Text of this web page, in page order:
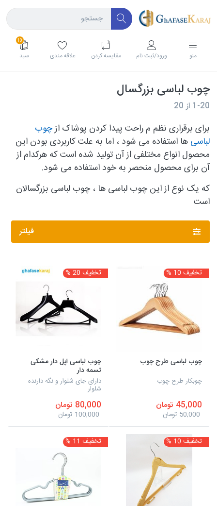
منو ورود/ثبت نام مقايسه كردن علاقه مندی
10
سبد
چوب لباسی بزرگسال
1-20 از20
برای برقراری نظم م راحت پیدا کردن پوشاک ازچوب
لباسی ها استفاده می شود ، اما به علت کاربردی بودن این
محصول انواع مختلفی از آن تولید شده است که هرکدام از
آن برای محصول منحصر به خود استفاده می شود.
که یک نوع از این چوب لباسی ها ، چوب لباسی بزرگسالان
است
فیلتر
تخفیف 10 %
چوب لباسی طرح چوب
چوبکار طرح چوب
45,000 تومان
50,000 تومان
تخفیف 20 %
چوب لباسی اپل دار مشکی
تسمه دار
دارای جای شلوار و نگه دارنده
شلوار
80,000 تومان
100,000 تومان
تخفیف 10 % تخفیف 11 %